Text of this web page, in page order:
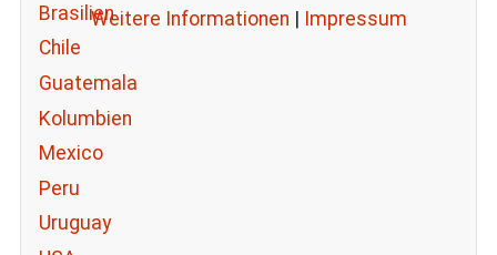
Brasilien
Chile
Guatemala
Kolumbien
Mexico
Peru
Uruguay
Weitere Informationen Impressum